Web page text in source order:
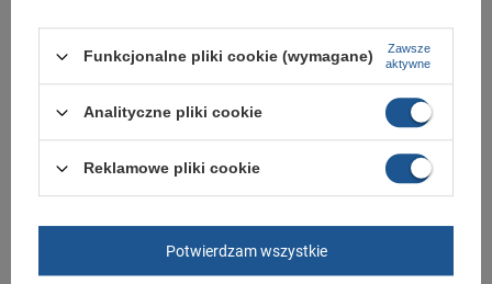
Płeć męskie
GWARANCJA
2 lata
Butomania.pl
Kościuszki 27b
85-079 Bydgoszcz
Polska
Funkcjonalne pliki cookie (wymagane)
Zawsze
aktywne
Analityczne pliki cookie
Reklamowe pliki cookie
Potwierdzam wszystkie